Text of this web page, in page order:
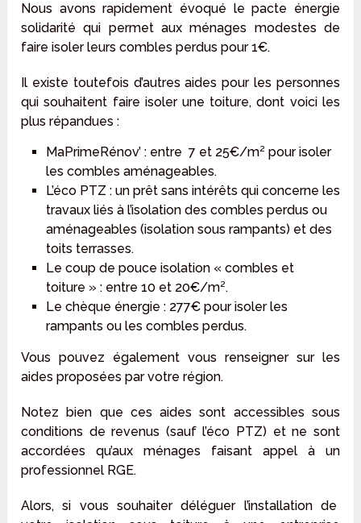
Nous avons rapidement évoqué le pacte énergie
solidarité qui permet aux ménages modestes de
faire isoler leurs combles perdus pour 1€.
Il existe toutefois d’autres aides pour les personnes
qui souhaitent faire isoler une toiture, dont voici les
plus répandues :
MaPrimeRénov’ : entre 7 et 25€/m² pour isoler
les combles aménageables.
L’éco PTZ : un prêt sans intérêts qui concerne les
travaux liés à l’isolation des combles perdus ou
aménageables (isolation sous rampants) et des
toits terrasses.
Le coup de pouce isolation « combles et
toiture » : entre 10 et 20€/m².
Le chèque énergie : 277€ pour isoler les
rampants ou les combles perdus.
Vous pouvez également vous renseigner sur les
aides proposées par votre région.
Notez bien que ces aides sont accessibles sous
conditions de revenus (sauf l’éco PTZ) et ne sont
accordées qu’aux ménages faisant appel à un
professionnel RGE.
Alors, si vous souhaiter déléguer l’installation de